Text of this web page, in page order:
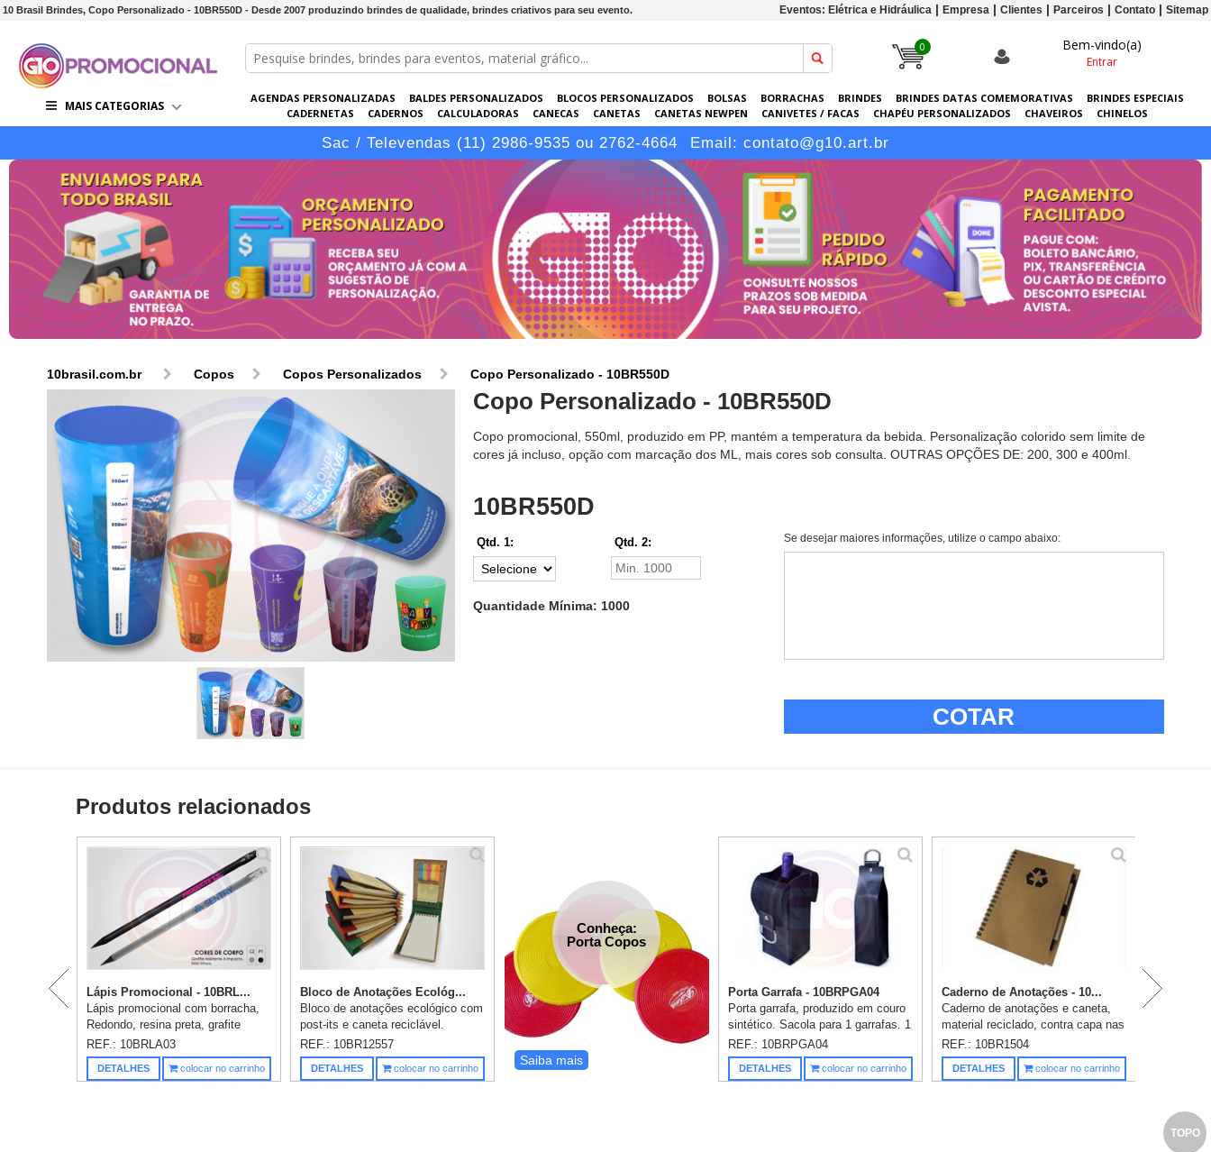
10 Brasil Brindes, Copo Personalizado - 10BR550D - Desde 2007 produzindo brindes de qualidade, brindes criativos para seu evento. Eventos: Elétrica e Hidráulica Empresa Clientes Parceiros Contato Sitemap
0 Bem-vindo(a)
Entrar
MAIS CATEGORIAS
AGENDAS PERSONALIZADAS BALDES PERSONALIZADOS BLOCOS PERSONALIZADOS BOLSAS BORRACHAS BRINDES BRINDES DATAS COMEMORATIVAS
BRINDES ESPECIAIS
CADERNETAS
CADERNOS CALCULADORAS CANECAS CANETAS CANETAS NEWPEN CANIVETES / FACAS CHAPÉU PERSONALIZADOS CHAVEIROS
CHINELOS
CONJUNTOS DE BRINDES
COPOS ELETRÔNICOS EMBALAGENS ESCRITÓRIO EVENTOS GARRAFAS PERSONALIZADAS GRÁFICA GUARDA-CHUVAS KITS
LANÇAMENTOS
LÁPIS
Sac / Televendas (11) 2986-9535 ou 2762-4664 Email: contato@g10.art.br
10brasil.com.br Copos Copos Personalizados Copo Personalizado - 10BR550D
Copo Personalizado - 10BR550D
Copo promocional, 550ml, produzido em PP, mantém a temperatura da bebida. Personalização colorido sem limite de
cores já incluso, opção com marcação dos ML, mais cores sob consulta. OUTRAS OPÇÕES DE: 200, 300 e 400ml.
10BR550D
Qtd. 1: Qtd. 2:
Quantidade Mínima: 1000
Se desejar maiores informações, utilize o campo abaixo:
COTAR
Produtos relacionados
Lápis Promocional - 10BRL...
Lápis promocional com borracha,
Redondo, resina preta, grafite
HB02, resistente e com escrita
macia, excelente apagabilidade,
apontado. Gravação em uma cor...
REF.: 10BRLA03
DETALHES colocar no carrinho
Bloco de Anotações Ecológ...
Bloco de anotações ecológico com
post-its e caneta reciclável.
Contém: Bloco com 70 folhas;
Post-it amarelo 25 folhas;
Marcadores de página 15 folhas.
REF.: 10BR12557
DETALHES colocar no carrinho
Conheça:
Porta Copos
Saiba mais
Porta Garrafa - 10BRPGA04
Porta garrafa, produzido em couro
sintético. Sacola para 1 garrafas. 1
personalização em baixo-relevo ou
silk já incluso.
REF.: 10BRPGA04
DETALHES colocar no carrinho
Caderno de Anotações - 10...
Caderno de anotações e caneta,
material reciclado, contra capa nas
cores vermelha, preta, azul e
verde. Contém 80 folhas. Tamanho
da capa (CxL): 17,4 cm x ...
REF.: 10BR1504
DETALHES colocar no carrinho
TOPO